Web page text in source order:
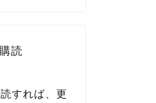
読
すれば、更